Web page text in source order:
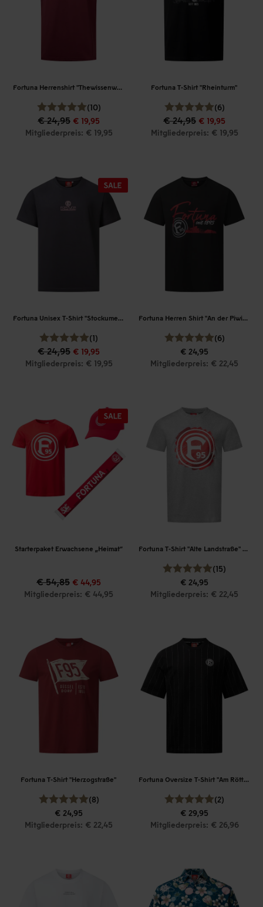
Fortuna Herrenshirt "Thewissenweg"
(10)
€ 24,95 € 19,95
Mitgliederpreis: € 19,95
Fortuna T-Shirt "Rheinturm"
(6)
€ 24,95 € 19,95
Mitgliederpreis: € 19,95
Fortuna Unisex T-Shirt "Stockumer Kirchstraße"
(1)
€ 24,95 € 19,95
Mitgliederpreis: € 19,95
Fortuna Herren Shirt "An der Piwipp"
(6)
€ 24,95
Mitgliederpreis: € 22,45
Starterpaket Erwachsene „Heimat“
€ 54,85 € 44,95
Mitgliederpreis: € 44,95
Fortuna T-Shirt "Alte Landstraße" Men
(15)
€ 24,95
Mitgliederpreis: € 22,45
Fortuna T-Shirt "Herzogstraße"
(8)
€ 24,95
Mitgliederpreis: € 22,45
Fortuna Oversize T-Shirt "Am Röttchen"
(2)
€ 29,95
Mitgliederpreis: € 26,96